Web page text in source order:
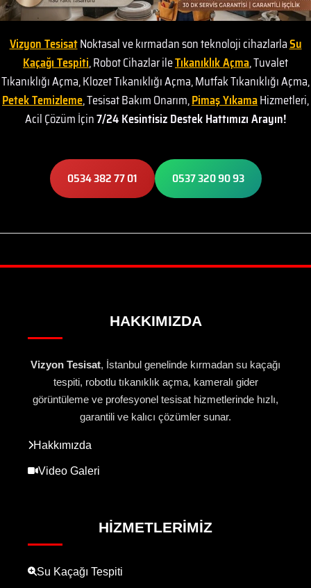
Vizyon TesisatNoktasal ve kırmadan son teknoloji cihazlarlaSu
Kaçağı Tespiti, Robot Cihazlar ileTıkanıklık Açma, Tuvalet
Tıkanıklığı Açma, Klozet Tıkanıklığı Açma, Mutfak Tıkanıklığı Açma,
Petek Temizleme, Tesisat Bakım Onarım,Pimaş YıkamaHizmetleri,
Acil Çözüm İçin7/24 Kesintisiz Destek Hattımızı Arayın!
0534 382 77 01 0537 320 90 93
HAKKIMIZDA
Vizyon Tesisat, İstanbul genelinde kırmadan su kaçağı
tespiti, robotlu tıkanıklık açma, kameralı gider
görüntüleme ve profesyonel tesisat hizmetlerinde hızlı,
garantili ve kalıcı çözümler sunar.
Hakkımızda
Video Galeri
HIZMETLERIMIZ
Su Kaçağı Tespiti